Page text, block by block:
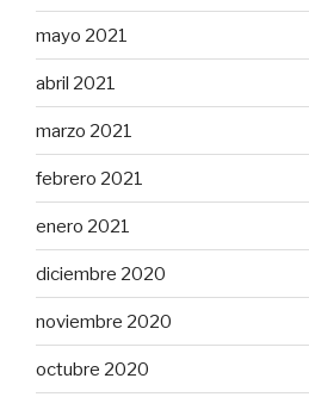
mayo 2021
abril 2021
marzo 2021
febrero 2021
enero 2021
diciembre 2020
noviembre 2020
octubre 2020